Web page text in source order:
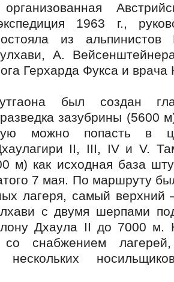
1963 г.,
из
А.
Герхарда Фукса и врача
был создан
зазубрины (5600
можно попасть в
II, III, IV и V.
м) как исходная база
7 мая. По маршруту
лагеря, самый
с двумя шерпами
Дхаула II до 7000 м.
со снабжением
нескольких